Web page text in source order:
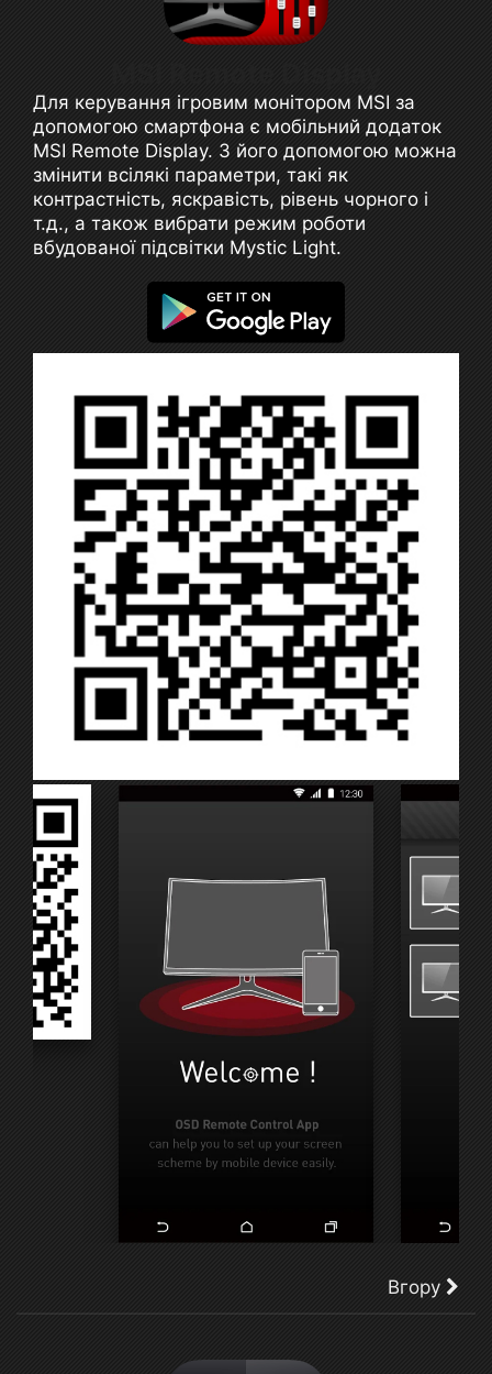
Для керування ігровим монітором MSI за
допомогою смартфона є мобільний додаток
MSI Remote Display. З його допомогою можна
змінити всілякі параметри, такі як
контрастність, яскравість, рівень чорного і
т.д., а також вибрати режим роботи
вбудованої підсвітки Mystic Light.
Вгору